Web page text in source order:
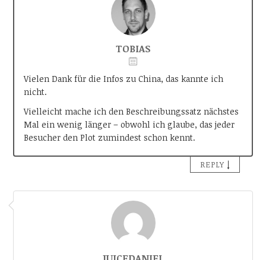
TOBIAS
Vielen Dank für die Infos zu China, das kannte ich
nicht.
Vielleicht mache ich den Beschreibungssatz nächstes
Mal ein wenig länger – obwohl ich glaube, das jeder
Besucher den Plot zumindest schon kennt.
REPLY ↓